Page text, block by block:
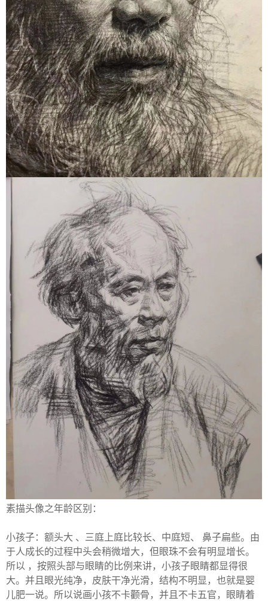
素描头像之年龄区别：
小孩子：额头大 、三庭上庭比较长、中庭短、 鼻子扁些。由
于人成长的过程中头会稍微增大，但眼珠不会有明显增长。
所以 ，按照头部与眼睛的比例来讲，小孩子眼睛都显得很
大。并且眼光纯净，皮肤干净光滑，结构不明显，也就是婴
儿肥一说。所以说画小孩不卡颧骨，并且不卡五官，眼睛着